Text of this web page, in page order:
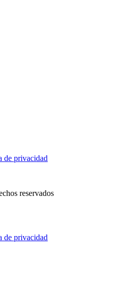
de privacidad
reservados
de privacidad